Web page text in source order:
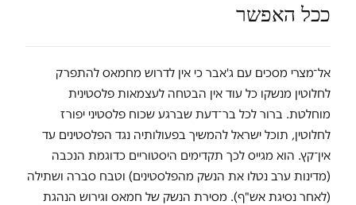
ככל האפשר
אל־מצרי מסכים עם ג'אבר כי אין לדרוש מחמאס להתפרק
לחלוטין מנשקו כל עוד אין הבטחה לעצמאות פלסטינית
מוחלטת. ברור לכל בר־דעת שברגע שכוח פלסטיני יפורז
לחלוטין, תוכל ישראל להמשיך בפעולותיה נגד הפלסטינים עד
אין־קץ. הוא מגייס לכך תקדימים היסטוריים כדוגמת הנכבה
(מדינות ערב נטלו את הנשק מהפלסטינים) וטבח סברה ושתילה
(לאחר נסיגת אש"ף). מסירת הנשק של חמאס וגירוש הנהגת